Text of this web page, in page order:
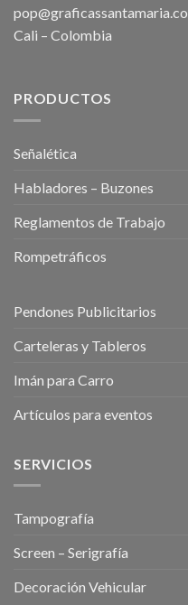
pop@graficassantamaria.co
Cali – Colombia
PRODUCTOS
Señalética
Habladores – Buzones
Reglamentos de Trabajo
Rompetráficos
Pendones Publicitarios
Carteleras y Tableros
Imán para Carro
Artículos para eventos
SERVICIOS
Tampografía
Screen – Serigrafía
Decoración Vehicular